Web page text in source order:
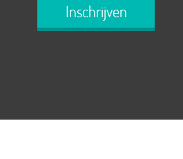
Inschrijven